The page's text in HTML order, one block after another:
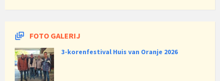
FOTO GALERIJ
3-korenfestival Huis van Oranje 2026